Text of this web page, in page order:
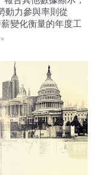
動力參與率則從
變化衡量的年度工